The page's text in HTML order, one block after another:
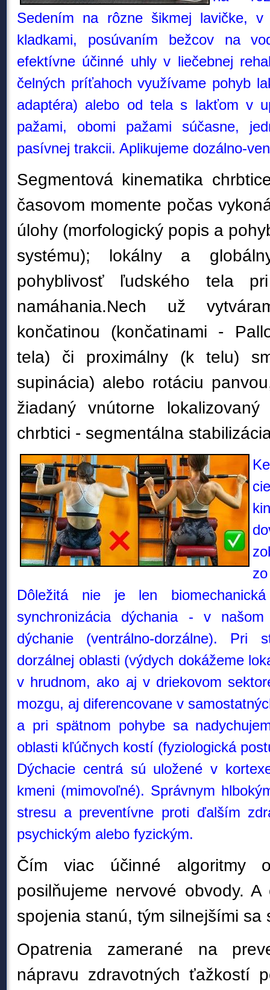
Sedením na rôzne šikmej lavičke, v
kladkami, posúvaním bežcov na
efektívne účinné uhly v liečebnej
čelných príťahoch využívame pohyb
adaptéra) alebo od tela s lakťom v
pažami, obomi pažami súčasne,
pasívnej trakcii. Aplikujeme dozálno-
Segmentová kinematika
časovom momente počas
úlohy (morfologický popis a
systému); lokálny a
pohyblivosť ľudského tela
namáhania.Nech už
končatinou (končatinami -
tela) či proximálny (k telu)
supinácia) alebo rotáciu
žiadaný vnútorne
chrbtici - segmentálna
Dôležitá nie je len
synchronizácia dýchania - v
dýchanie (ventrálno-dorzálne). Pri
dorzálnej oblasti (výdych dokážeme
v hrudnom, ako aj v driekovom
mozgu, aj diferencovane v
a pri spätnom pohybe sa
oblasti kľúčnych kostí (fyziologická
Dýchacie centrá sú uložené v
kmeni (mimovoľné). Správnym
stresu a preventívne proti ďalším
psychickým alebo fyzickým.
Čím viac účinné algoritmy
posilňujeme nervové obvody.
spojenia stanú, tým silnejšími sa
Opatrenia zamerané na
nápravu zdravotných ťažkostí